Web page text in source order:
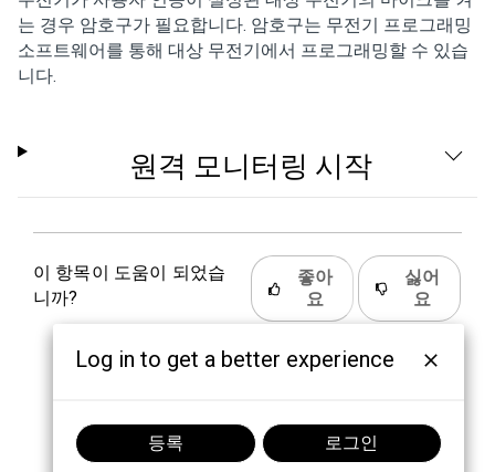
는 경우 암호구가 필요합니다. 암호구는 무전기 프로그래밍
소프트웨어를 통해 대상 무전기에서 프로그래밍할 수 있습
니다.
원격 모니터링 시작
이 항목이 도움이 되었습
니까?
좋아
요
싫어
요
Log in to get a better experience
등록 로그인